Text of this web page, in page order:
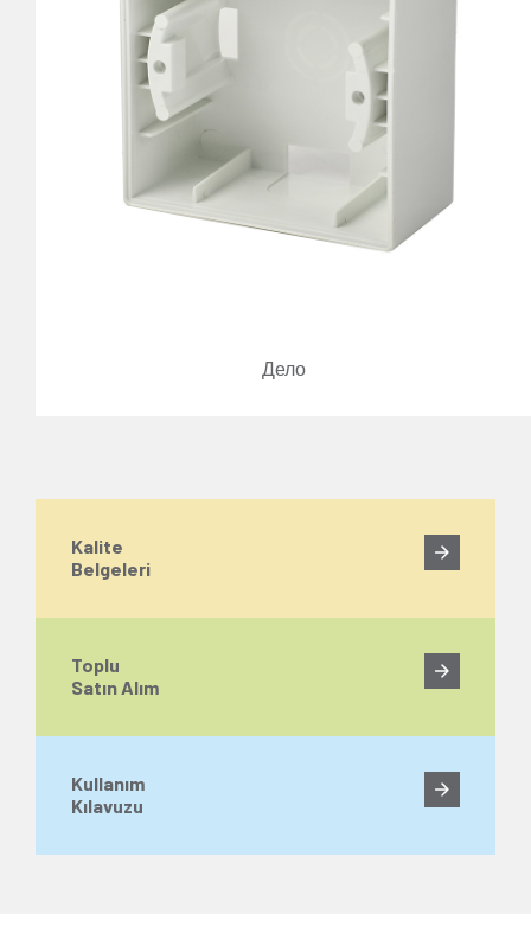
Дело
Kalite
Belgeleri
Toplu
Satın Alım
Kullanım
Kılavuzu